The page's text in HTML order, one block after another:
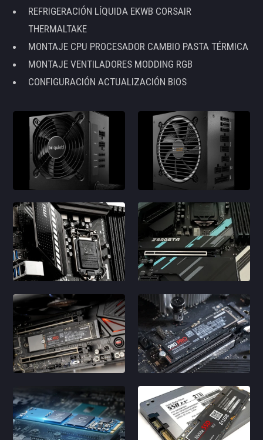
REFRIGERACIÓN LÍQUIDA EKWB CORSAIR
THERMALTAKE
MONTAJE CPU PROCESADOR CAMBIO PASTA TÉRMICA
MONTAJE VENTILADORES MODDING RGB
CONFIGURACIÓN ACTUALIZACIÓN BIOS